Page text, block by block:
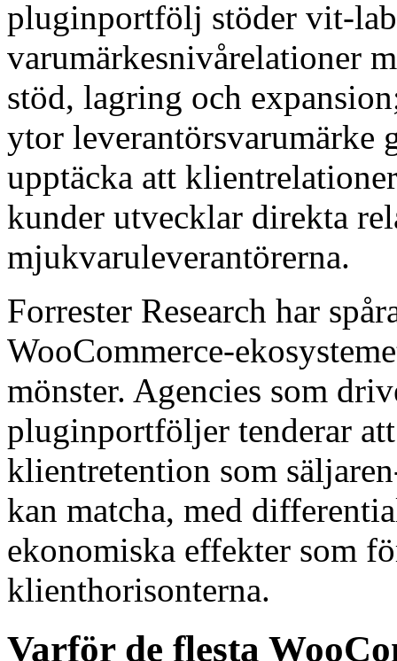
pluginportfölj stöder vit-
varumärkesnivårelationer
stöd, lagring och
ytor leverantörsvarumärke
upptäcka att
kunder utvecklar direkta
mjukvaruleverantörerna.
Forrester Research har
WooCommerce-
mönster. Agencies som
pluginportföljer tenderar
klientretention som
kan matcha, med
ekonomiska effekter som
klienthorisonterna.
Varför de flesta